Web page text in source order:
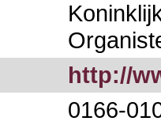
http://
0166-